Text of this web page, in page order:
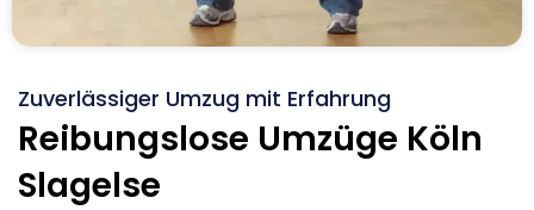
Zuverlässiger Umzug mit Erfahrung
Reibungslose Umzüge Köln
Slagelse